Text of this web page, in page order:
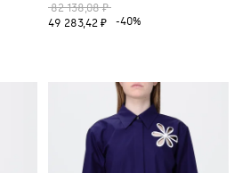
82 138,08 ₽
49 283,42 ₽
-40%